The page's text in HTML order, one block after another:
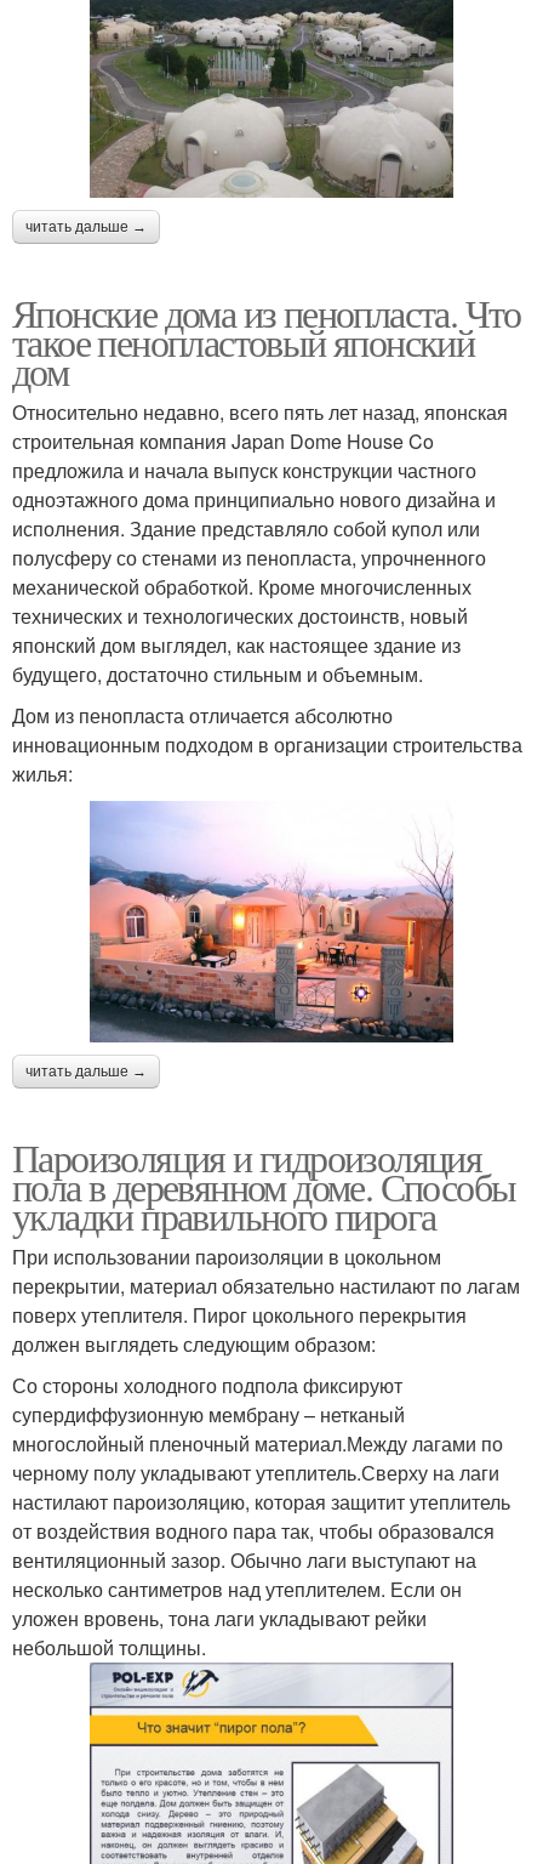
домах
доме
Светы в кирпичном
доме
читать дальше →
Японские дома из пенопласта. Что
такое пенопластовый японский
дом
Относительно недавно, всего пять лет назад, японская
строительная компания Japan Dome House Co
предложила и начала выпуск конструкции частного
одноэтажного дома принципиально нового дизайна и
исполнения. Здание представляло собой купол или
полусферу со стенами из пенопласта, упрочненного
механической обработкой. Кроме многочисленных
технических и технологических достоинств, новый
японский дом выглядел, как настоящее здание из
будущего, достаточно стильным и объемным.
Дом из пенопласта отличается абсолютно
инновационным подходом в организации строительства
жилья:
читать дальше →
Пароизоляция и гидроизоляция
пола в деревянном доме. Способы
укладки правильного пирога
При использовании пароизоляции в цокольном
перекрытии, материал обязательно настилают по лагам
поверх утеплителя. Пирог цокольного перекрытия
должен выглядеть следующим образом:
Со стороны холодного подпола фиксируют
супердиффузионную мембрану – нетканый
многослойный пленочный материал.Между лагами по
черному полу укладывают утеплитель.Сверху на лаги
настилают пароизоляцию, которая защитит утеплитель
от воздействия водного пара так, чтобы образовался
вентиляционный зазор. Обычно лаги выступают на
несколько сантиметров над утеплителем. Если он
уложен вровень, тона лаги укладывают рейки
небольшой толщины.